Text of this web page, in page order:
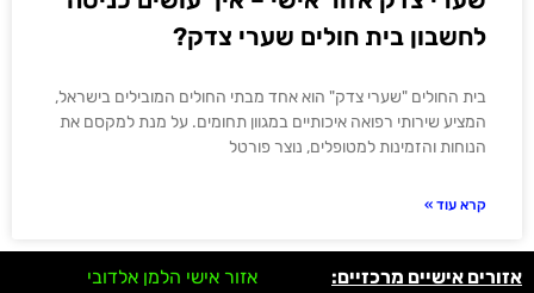
לחשבון בית חולים שערי צדק?
בית החולים "שערי צדק" הוא אחד מבתי החולים המובילים בישראל,
המציע שירותי רפואה איכותיים במגוון תחומים. על מנת למקסם את
הנוחות והזמינות למטופלים, נוצר פורטל
קרא עוד »
אזורים אישיים מרכזיים:
אזור אישי הלמן אלדובי